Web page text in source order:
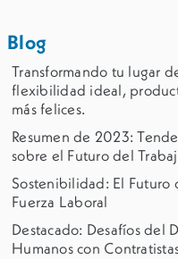
Blog
Transformando tu lugar
flexibilidad ideal,
más felices.
Resumen de 2023:
sobre el Futuro del
Sostenibilidad: El Futuro
Fuerza Laboral
Destacado: Desafíos del
Humanos con